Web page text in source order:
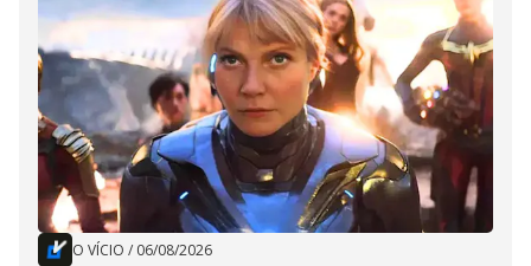
O VÍCIO / 06/08/2026